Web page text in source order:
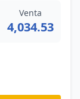
Venta
4,034.53